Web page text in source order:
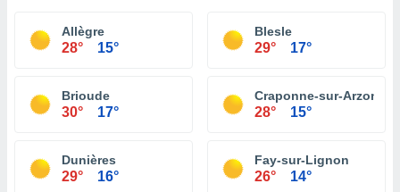
Allègre
28° 15°
Blesle
29° 17°
Brioude
30° 17°
Craponne-sur-Arzon
28° 15°
Dunières
29° 16°
Fay-sur-Lignon
26° 14°